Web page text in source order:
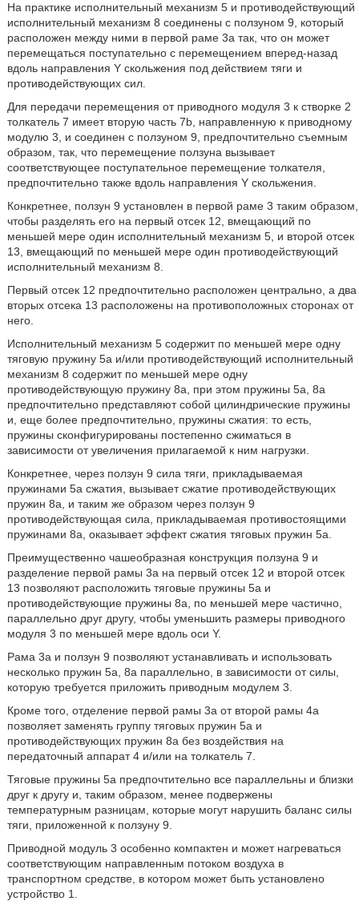
На практике исполнительный механизм 5 и противодействующий
исполнительный механизм 8 соединены с ползуном 9, который
расположен между ними в первой раме 3а так, что он может
перемещаться поступательно с перемещением вперед-назад
вдоль направления Y скольжения под действием тяги и
противодействующих сил.
Для передачи перемещения от приводного модуля 3 к створке 2
толкатель 7 имеет вторую часть 7b, направленную к приводному
модулю 3, и соединен с ползуном 9, предпочтительно съемным
образом, так, что перемещение ползуна вызывает
соответствующее поступательное перемещение толкателя,
предпочтительно также вдоль направления Y скольжения.
Конкретнее, ползун 9 установлен в первой раме 3 таким образом,
чтобы разделять его на первый отсек 12, вмещающий по
меньшей мере один исполнительный механизм 5, и второй отсек
13, вмещающий по меньшей мере один противодействующий
исполнительный механизм 8.
Первый отсек 12 предпочтительно расположен центрально, а два
вторых отсека 13 расположены на противоположных сторонах от
него.
Исполнительный механизм 5 содержит по меньшей мере одну
тяговую пружину 5a и/или противодействующий исполнительный
механизм 8 содержит по меньшей мере одну
противодействующую пружину 8a, при этом пружины 5a, 8a
предпочтительно представляют собой цилиндрические пружины
и, еще более предпочтительно, пружины сжатия: то есть,
пружины сконфигурированы постепенно сжиматься в
зависимости от увеличения прилагаемой к ним нагрузки.
Конкретнее, через ползун 9 сила тяги, прикладываемая
пружинами 5a сжатия, вызывает сжатие противодействующих
пружин 8a, и таким же образом через ползун 9
противодействующая сила, прикладываемая противостоящими
пружинами 8a, оказывает эффект сжатия тяговых пружин 5а.
Преимущественно чашеобразная конструкция ползуна 9 и
разделение первой рамы 3а на первый отсек 12 и второй отсек
13 позволяют расположить тяговые пружины 5а и
противодействующие пружины 8а, по меньшей мере частично,
параллельно друг другу, чтобы уменьшить размеры приводного
модуля 3 по меньшей мере вдоль оси Y.
Рама 3а и ползун 9 позволяют устанавливать и использовать
несколько пружин 5а, 8а параллельно, в зависимости от силы,
которую требуется приложить приводным модулем 3.
Кроме того, отделение первой рамы 3a от второй рамы 4a
позволяет заменять группу тяговых пружин 5a и
противодействующих пружин 8a без воздействия на
передаточный аппарат 4 и/или на толкатель 7.
Тяговые пружины 5а предпочтительно все параллельны и близки
друг к другу и, таким образом, менее подвержены
температурным разницам, которые могут нарушить баланс силы
тяги, приложенной к ползуну 9.
Приводной модуль 3 особенно компактен и может нагреваться
соответствующим направленным потоком воздуха в
транспортном средстве, в котором может быть установлено
устройство 1.